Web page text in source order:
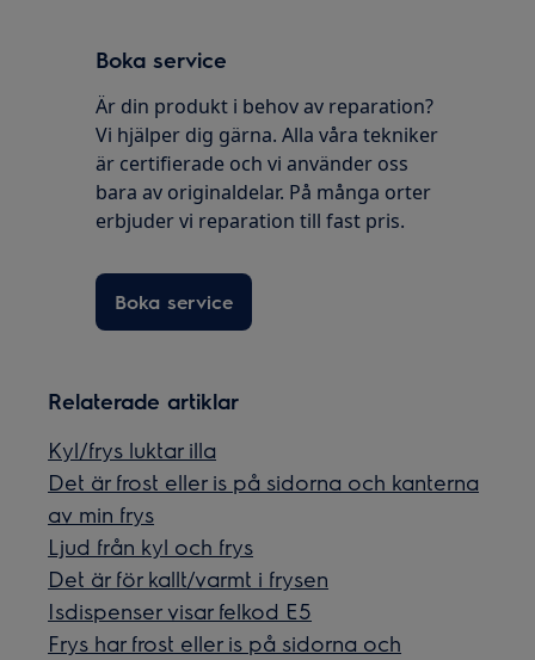
Boka service
Är din produkt i behov av reparation?
Vi hjälper dig gärna. Alla våra tekniker
är certifierade och vi använder oss
bara av originaldelar. På många orter
erbjuder vi reparation till fast pris.
Boka service
Relaterade artiklar
Kyl/frys luktar illa
Det är frost eller is på sidorna och kanterna
av min frys
Ljud från kyl och frys
Det är för kallt/varmt i frysen
Isdispenser visar felkod E5
Frys har frost eller is på sidorna och